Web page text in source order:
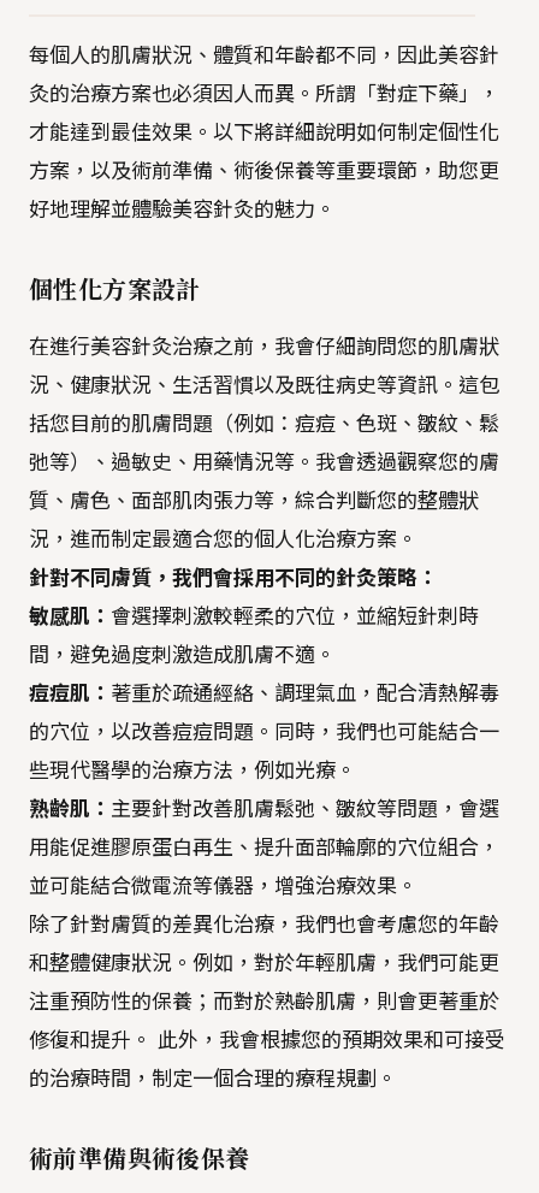
每個人的肌膚狀況、體質和年齡都不同，因此美容針
灸的治療方案也必須因人而異。所謂「對症下藥」，
才能達到最佳效果。以下將詳細說明如何制定個性化
方案，以及術前準備、術後保養等重要環節，助您更
好地理解並體驗美容針灸的魅力。
個性化方案設計
在進行美容針灸治療之前，我會仔細詢問您的肌膚狀
況、健康狀況、生活習慣以及既往病史等資訊。這包
括您目前的肌膚問題（例如：痘痘、色斑、皺紋、鬆
弛等）、過敏史、用藥情況等。我會透過觀察您的膚
質、膚色、面部肌肉張力等，綜合判斷您的整體狀
況，進而制定最適合您的個人化治療方案。
針對不同膚質，我們會採用不同的針灸策略：
敏感肌： 會選擇刺激較輕柔的穴位，並縮短針刺時
間，避免過度刺激造成肌膚不適。
痘痘肌： 著重於疏通經絡、調理氣血，配合清熱解毒
的穴位，以改善痘痘問題。同時，我們也可能結合一
些現代醫學的治療方法，例如光療。
熟齡肌： 主要針對改善肌膚鬆弛、皺紋等問題，會選
用能促進膠原蛋白再生、提升面部輪廓的穴位組合，
並可能結合微電流等儀器，增強治療效果。
除了針對膚質的差異化治療，我們也會考慮您的年齡
和整體健康狀況。例如，對於年輕肌膚，我們可能更
注重預防性的保養；而對於熟齡肌膚，則會更著重於
修復和提升。 此外，我會根據您的預期效果和可接受
的治療時間，制定一個合理的療程規劃。
術前準備與術後保養